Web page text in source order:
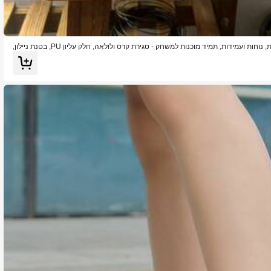
נעלי כדורגל לילדים - בולמות זעזועים ונושמות, נוחות ועמידות, תמיד מוכנות למשחק - סגירת קרס ולולאה, חלק עליון PU, בטנת ניילון,